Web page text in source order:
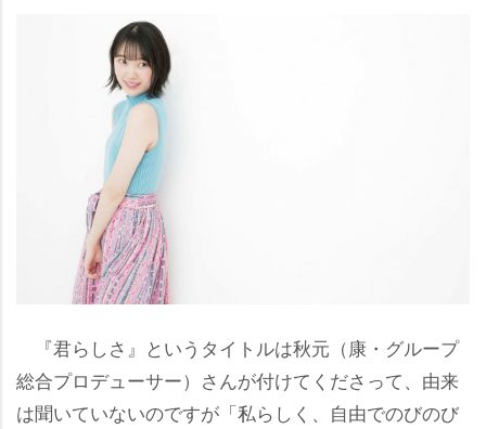
『君らしさ』というタイトルは秋元（康・グループ
総合プロデューサー）さんが付けてくださって、由来
は聞いていないのですが「私らしく、自由でのびのび